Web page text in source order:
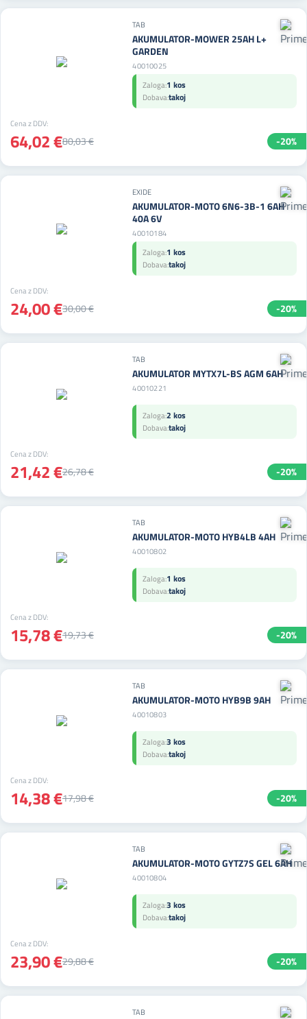
TAB
AKUMULATOR-MOWER 25AH L+
GARDEN
40010025
Zaloga:1 kos
Dobava:takoj
Cena z DDV:
64,02 €80,03 € -20%
EXIDE
AKUMULATOR-MOTO 6N6-3B-1 6AH
40A 6V
40010184
Zaloga:1 kos
Dobava:takoj
Cena z DDV:
24,00 €30,00 € -20%
TAB
AKUMULATOR MYTX7L-BS AGM 6AH
40010221
Zaloga:2 kos
Dobava:takoj
Cena z DDV:
21,42 €26,78 € -20%
TAB
AKUMULATOR-MOTO HYB4LB 4AH
40010802
Zaloga:1 kos
Dobava:takoj
Cena z DDV:
15,78 €19,73 € -20%
TAB
AKUMULATOR-MOTO HYB9B 9AH
40010803
Zaloga:3 kos
Dobava:takoj
Cena z DDV:
14,38 €17,98 € -20%
TAB
AKUMULATOR-MOTO GYTZ7S GEL 6AH
40010804
Zaloga:3 kos
Dobava:takoj
Cena z DDV:
23,90 €29,88 € -20%
TAB